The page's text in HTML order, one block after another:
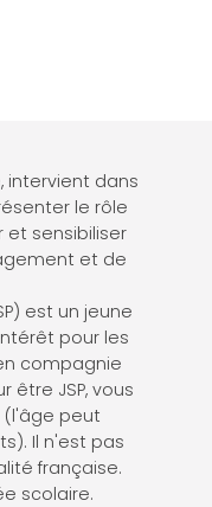
intervient dans
le rôle
sensibiliser
et de
est un jeune
pour les
compagnie
être JSP, vous
(l'âge peut
Il n'est pas
française.
scolaire.